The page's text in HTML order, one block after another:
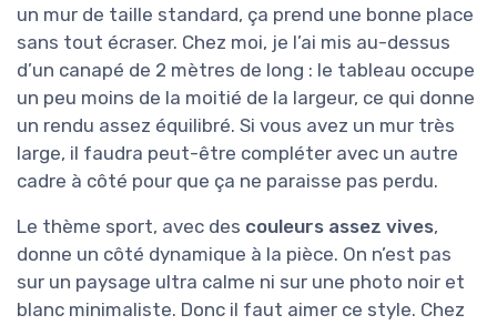
un mur de taille standard, ça prend une bonne place
sans tout écraser. Chez moi, je l’ai mis au-dessus
d’un canapé de 2 mètres de long : le tableau occupe
un peu moins de la moitié de la largeur, ce qui donne
un rendu assez équilibré. Si vous avez un mur très
large, il faudra peut-être compléter avec un autre
cadre à côté pour que ça ne paraisse pas perdu.
Le thème sport, avec des couleurs assez vives,
donne un côté dynamique à la pièce. On n’est pas
sur un paysage ultra calme ni sur une photo noir et
blanc minimaliste. Donc il faut aimer ce style. Chez